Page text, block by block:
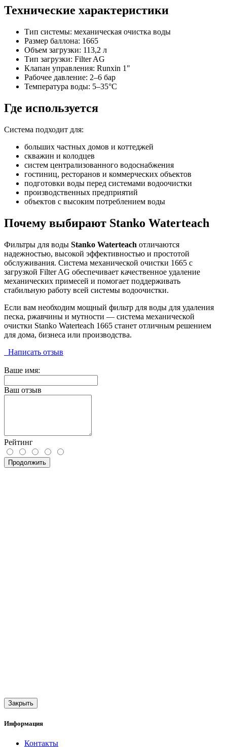
Технические характеристики
Тип системы: механическая очистка воды
Размер баллона: 1665
Объем загрузки: 113,2 л
Тип загрузки: Filter AG
Клапан управления: Runxin 1"
Рабочее давление: 2–6 бар
Температура воды: 5–35°C
Где используется
Система подходит для:
больших частных домов и коттеджей
скважин и колодцев
систем централизованного водоснабжения
гостиниц, ресторанов и коммерческих объектов
подготовки воды перед системами водоочистки
производственных предприятий
объектов с высоким потреблением воды
Почему выбирают Stanko Waterteach
Фильтры для воды Stanko Waterteach отличаются
надежностью, высокой эффективностью и простотой
обслуживания. Система механической очистки 1665 с
загрузкой Filter AG обеспечивает качественное удаление
механических примесей и помогает поддерживать
стабильную работу всей системы водоочистки.
Если вам необходим мощный фильтр для воды для удаления
песка, ржавчины и мутности — система механической
очистки Stanko Waterteach 1665 станет отличным решением
для дома, бизнеса или производства.
Написать отзыв
Ваше имя:
Ваш отзыв
Рейтинг
Продолжить
Закрыть
Информация
Контакты